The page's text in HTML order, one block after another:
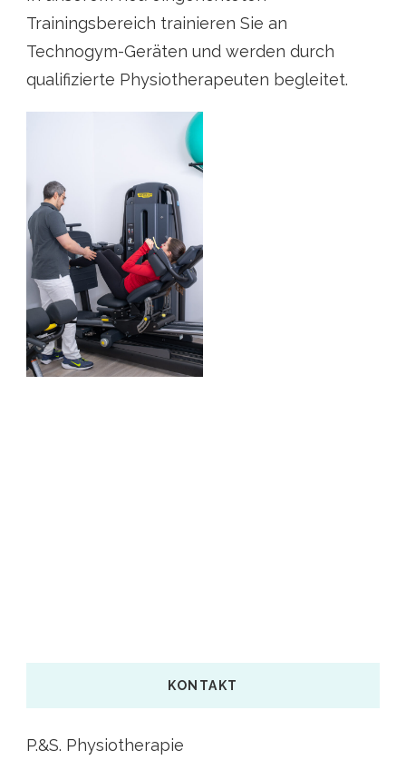
Trainingsbereich trainieren Sie an
Technogym-Geräten und werden durch
qualifizierte Physiotherapeuten begleitet.
KONTAKT
P.&S. Physiotherapie